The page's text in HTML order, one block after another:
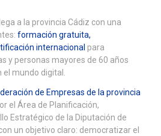
a la provincia Cádiz con una
formación gratuita,
internacional para
y personas mayores de 60 años
el mundo digital.
de Empresas de la provincia
el Área de Planificación,
Estratégico de la Diputación de
un objetivo claro: democratizar el